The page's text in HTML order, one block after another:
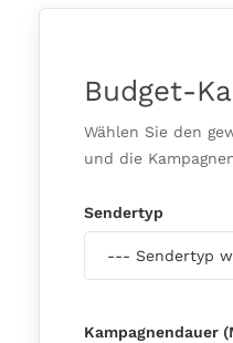
Budget-
Wählen Sie den
und die
Sendertyp
Kampagnendauer